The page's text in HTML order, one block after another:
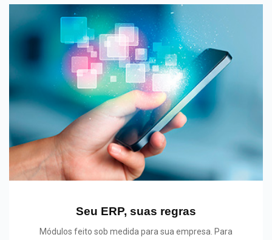
Seu ERP, suas regras
Módulos feito sob medida para sua empresa. Para